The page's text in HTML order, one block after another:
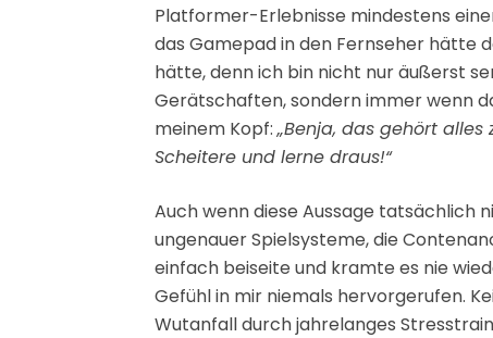
Platformer-Erlebnisse mindestens
das Gamepad in den Fernseher hätte
hätte, denn ich bin nicht nur äußerst
Gerätschaften, sondern immer wenn
meinem Kopf:„Benja, das gehört alles
Scheitere und lerne draus!“
Auch wenn diese Aussage tatsächlich
ungenauer Spielsysteme, die
einfach beiseite und kramte es nie
Gefühl in mir niemals hervorgerufen.
Wutanfall durch jahrelanges